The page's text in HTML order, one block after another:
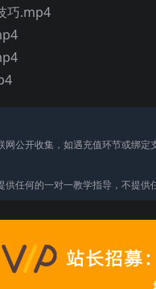
巧.mp4
网公开收集，如遇充值环节或绑
供任何的一对一教学指导，不提